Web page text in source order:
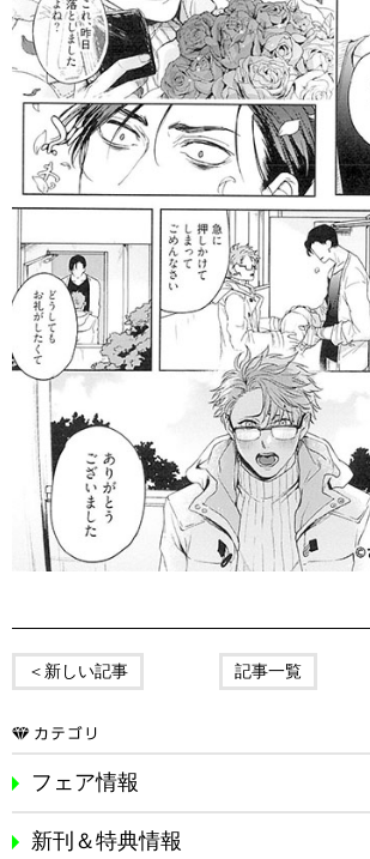
＜新しい記事 記事一覧
フェア情報
新刊＆特典情報